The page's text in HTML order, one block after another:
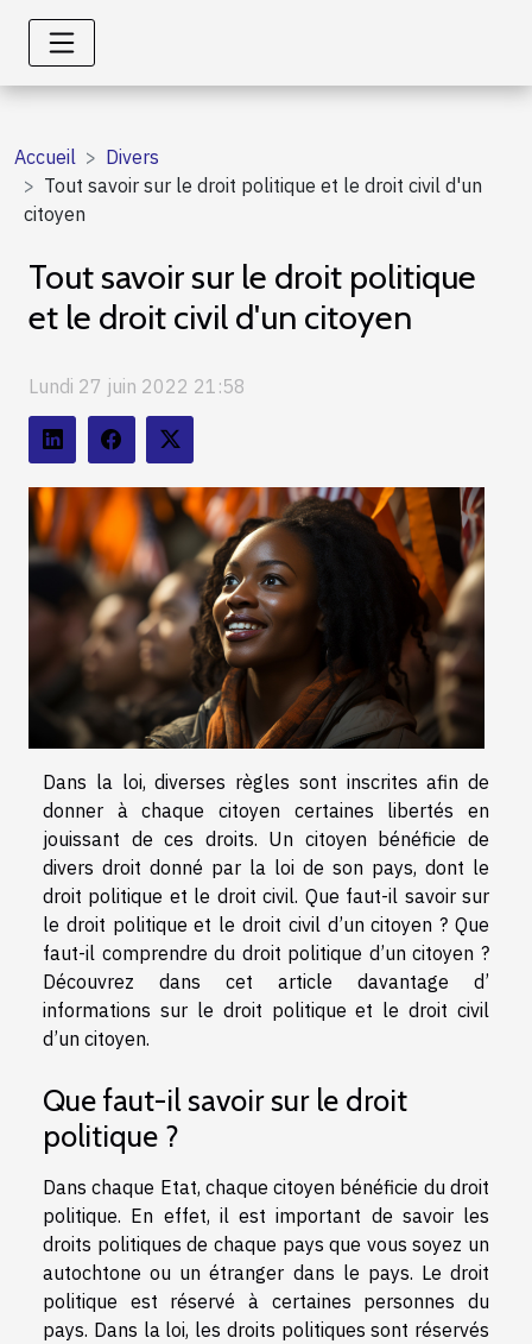
Accueil
Divers
Tout savoir sur le droit politique et le droit civil d'un
citoyen
Tout savoir sur le droit politique
et le droit civil d'un citoyen
Lundi 27 juin 2022 21:58
Dans la loi, diverses règles sont inscrites afin de
donner à chaque citoyen certaines libertés en
jouissant de ces droits. Un citoyen bénéficie de
divers droit donné par la loi de son pays, dont le
droit politique et le droit civil. Que faut-il savoir sur
le droit politique et le droit civil d’un citoyen ? Que
faut-il comprendre du droit politique d’un citoyen ?
Découvrez dans cet article davantage d’
informations sur le droit politique et le droit civil
d’un citoyen.
Que faut-il savoir sur le droit
politique ?
Dans chaque Etat, chaque citoyen bénéficie du droit
politique. En effet, il est important de savoir les
droits politiques de chaque pays que vous soyez un
autochtone ou un étranger dans le pays. Le droit
politique est réservé à certaines personnes du
pays. Dans la loi, les droits politiques sont réservés